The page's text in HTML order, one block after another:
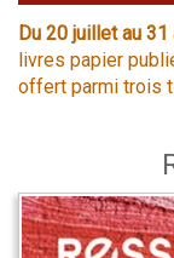
Du 20 juillet au
livres papier
offert parmi trois